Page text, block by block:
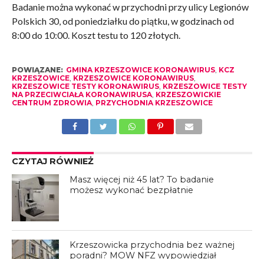
Badanie można wykonać w przychodni przy ulicy Legionów
Polskich 30, od poniedziałku do piątku, w godzinach od
8:00 do 10:00. Koszt testu to 120 złotych.
POWIĄZANE: GMINA KRZESZOWICE KORONAWIRUS, KCZ
KRZESZOWICE, KRZESZOWICE KORONAWIRUS,
KRZESZOWICE TESTY KORONAWIRUS, KRZESZOWICE TESTY
NA PRZECIWCIAŁA KORONAWIRUSA, KRZESZOWICKIE
CENTRUM ZDROWIA, PRZYCHODNIA KRZESZOWICE
CZYTAJ RÓWNIEŻ
Masz więcej niż 45 lat? To badanie
możesz wykonać bezpłatnie
Krzeszowicka przychodnia bez ważnej
poradni? MOW NFZ wypowiedział